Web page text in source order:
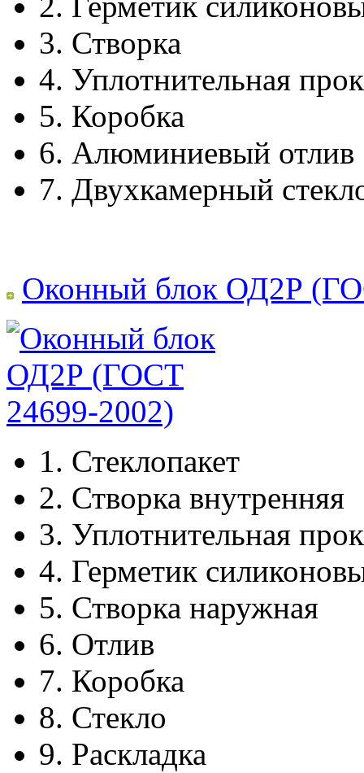
3. Створка
4. Уплотнительная
5. Коробка
6. Алюминиевый отлив
7. Двухкамерный
Оконный блок ОД2Р
1. Стеклопакет
2. Створка внутренняя
3. Уплотнительная
4. Герметик
5. Створка наружная
6. Отлив
7. Коробка
8. Стекло
9. Раскладка